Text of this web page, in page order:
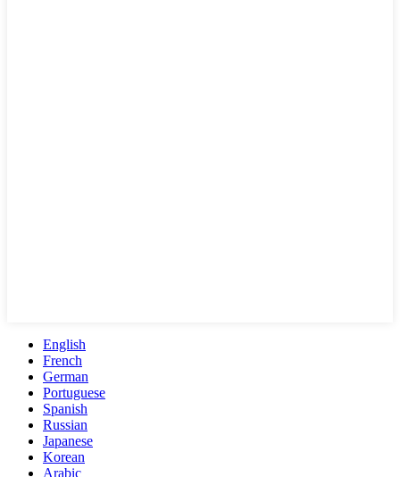
English
French
German
Portuguese
Spanish
Russian
Japanese
Korean
Arabic